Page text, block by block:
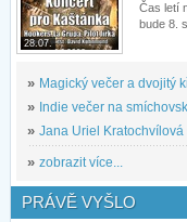
28.07.
Čas letí
bude 8.
» Magický večer a dvojitý
» Indie večer na
» Jana Uriel
» zobrazit více...
PRÁVĚ VYŠLO